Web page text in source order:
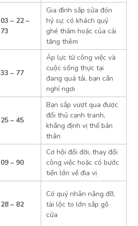
03 – 22 –
73
Gia đình sắp sửa đón
hỷ sự, có khách quý
ghé thăm hoặc của cải
tăng thêm
33 – 77
Áp lực từ công việc và
cuộc sống thực tại
đang quá tải, bạn cần
nghỉ ngơi
25 – 45
Bạn sắp vượt qua được
đối thủ cạnh tranh,
khẳng định vị thế bản
thân
09 – 90
Cơ hội đổi đời, thay đổi
công việc hoặc có bước
tiến lớn về địa vị
28 – 82
Có quý nhân nâng đỡ,
tài lộc to lớn sắp gõ
cửa